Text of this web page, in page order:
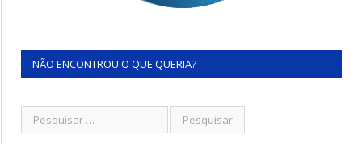
NÃO ENCONTROU O QUE QUERIA?